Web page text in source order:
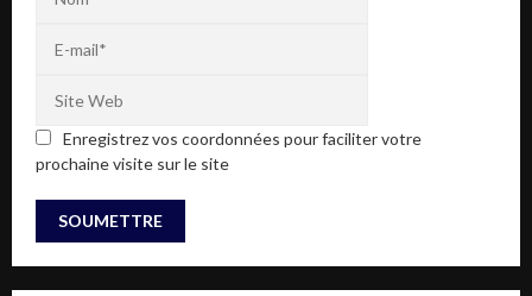
Enregistrez vos coordonnées pour faciliter votre
prochaine visite sur le site